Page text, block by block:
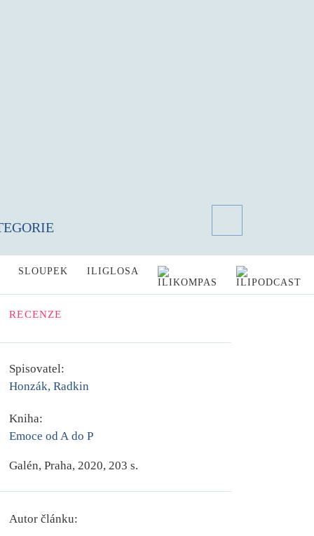
SLOUPEK ILIGLOSA
RECENZE
Spisovatel:
Honzák, Radkin
Kniha:
Emoce od A do P
Galén, Praha, 2020, 203 s.
Autor článku: